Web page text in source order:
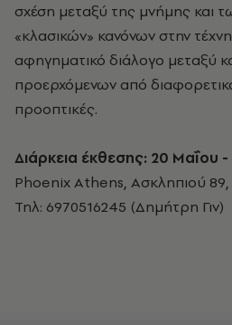
σχέση μεταξύ της μνήμης και
«κλασικών» κανόνων στην
αφηγηματικό διάλογο μεταξύ
προερχόμενων από
προοπτικές.
Διάρκεια έκθεσης: 20 Μαΐου -
Phoenix Athens, Ασκληπιού
Τηλ: 6970516245 (Δημήτρη Γιν)